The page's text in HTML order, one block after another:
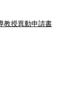
教授異動申請書